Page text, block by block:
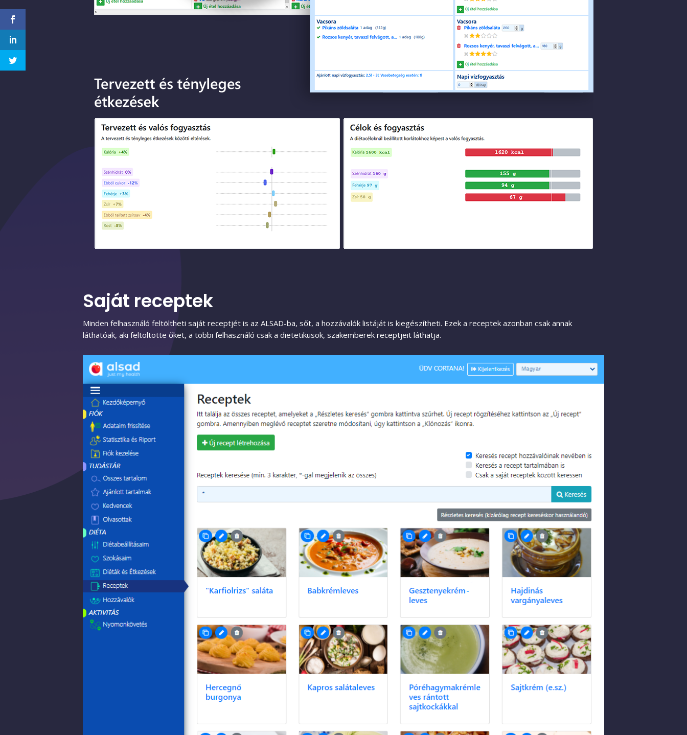
Saját receptek
Minden felhasználó feltöltheti saját receptjét is az ALSAD-ba, sőt, a hozzávalók listáját is kiegészítheti. Ezek a receptek azonban csak annak
láthatóak, aki feltöltötte őket, a többi felhasználó csak a dietetikusok, szakemberek receptjeit láthatja.